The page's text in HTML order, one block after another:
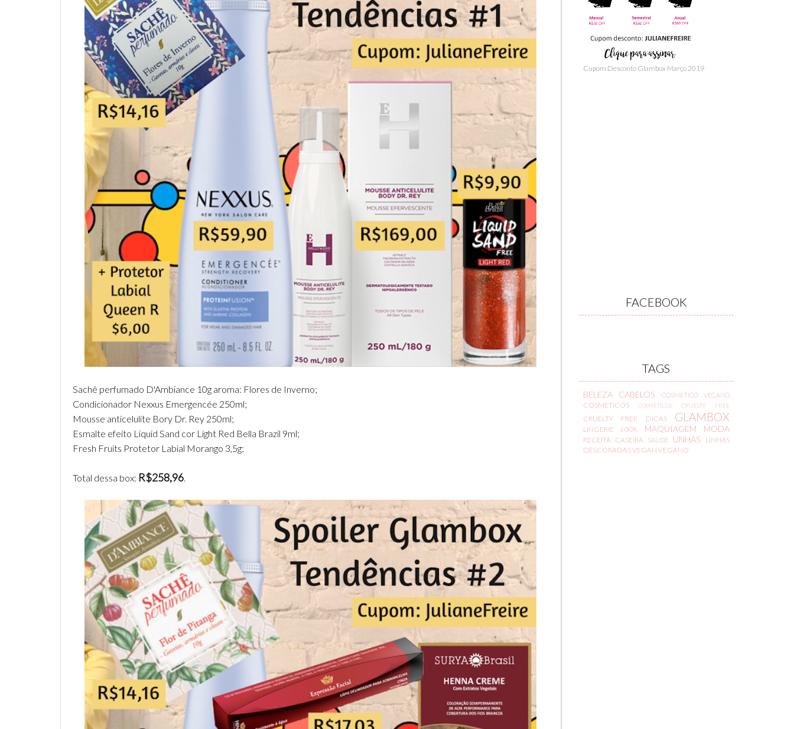
Sachê perfumado D'Ambiance 10g aroma: Flores de Inverno;
Condicionador Nexxus Emergencée 250ml;
Mousse anticelulite Bory Dr. Rey 250ml;
Esmalte efeito Liquid Sand cor Light Red Bella Brazil 9ml;
Fresh Fruits Protetor Labial Morango 3,5g;
Total dessa box: R$258,96.
Cupom Desconto Glambox Março 2019
FACEBOOK
TAGS
BELEZA CABELOS COSMETICO VEGANO
COSMETICOSCOSMETICOS CRUELTY FREE
CRUELTY FREE DICAS GLAMBOX
LINGERIE LOOK MAQUIAGEM MODA
RECEITA CASEIRA SAÚDE UNHAS
UNHAS
DESCORADASVEGAN VEGANO